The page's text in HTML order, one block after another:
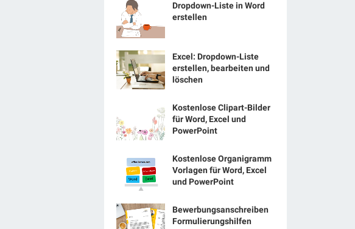
Dropdown-Liste in Word
erstellen
Excel: Dropdown-Liste
erstellen, bearbeiten und
löschen
Kostenlose Clipart-Bilder
für Word, Excel und
PowerPoint
Kostenlose Organigramm
Vorlagen für Word, Excel
und PowerPoint
Bewerbungsanschreiben
Formulierungshilfen